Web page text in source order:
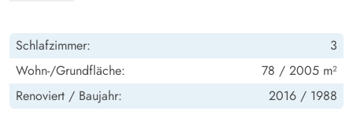
könnt ihr die Zeit nutzen, um beispielsweise einen
entspannenden Saunagang zu machen. Im Badezimmer des
Ferienhauses wurde eine Fußbodenheizung verbaut, so dass ihr
Schlafzimmer:
3
Wohn-/Grundfläche:
78 / 2005 m²
Renoviert / Baujahr: 2016 / 1988